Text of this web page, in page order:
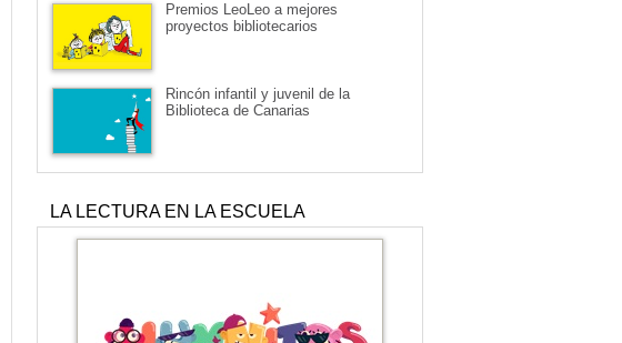
Premios LeoLeo a mejores
proyectos bibliotecarios
Rincón infantil y juvenil de la
Biblioteca de Canarias
LA LECTURA EN LA ESCUELA